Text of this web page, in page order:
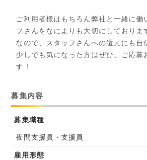
ご利用者様はもちろん弊社と一緒に働
フさんをなによりも大切にしておりま
なので、スタッフさんへの還元にも自
少しでも気になった方はぜひ、ご応募
す！
募集内容
募集職種
夜間支援員・支援員
雇用形態